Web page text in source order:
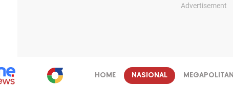
Advertisement
HOME NASIONAL MEGAPOLITAN